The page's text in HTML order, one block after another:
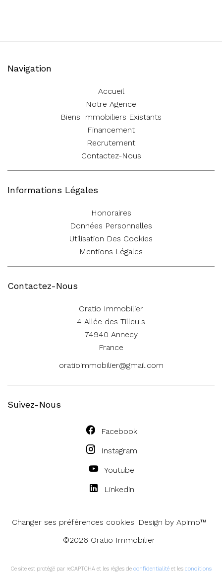
Navigation
Accueil
Notre Agence
Biens Immobiliers Existants
Financement
Recrutement
Contactez-Nous
Informations Légales
Honoraires
Données Personnelles
Utilisation Des Cookies
Mentions Légales
Contactez-Nous
Oratio Immobilier
4 Allée des Tilleuls
74940 Annecy
France
oratioimmobilier@gmail.com
Suivez-Nous
Facebook
Instagram
Youtube
Linkedin
Changer ses préférences cookies Design by Apimo™
©2026 Oratio Immobilier
Ce site est protégé par reCAPTCHA et les règles de confidentialitéet les conditions